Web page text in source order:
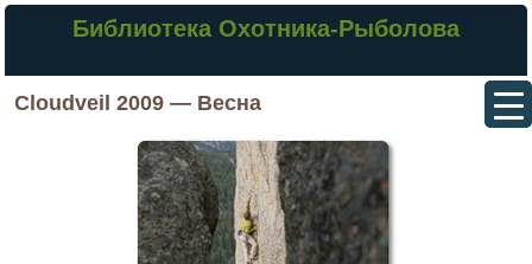
Библиотека Охотника-Рыболова
Cloudveil 2009 — Весна